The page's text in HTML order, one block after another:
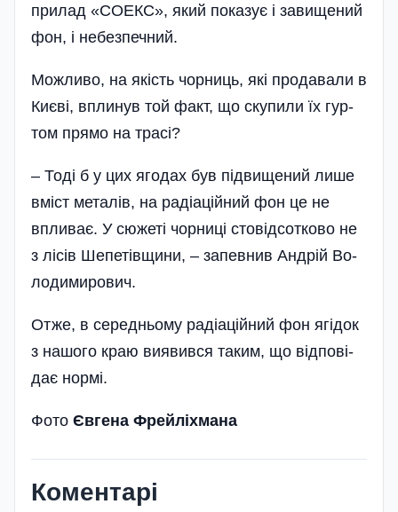
при­лад «СО­ЕКС», який по­ка­зує і за­ви­ще­ний
фон, і не­без­печний.
Мож­ли­во, на якість чор­ниць, які про­да­ва­ли в
Ки­єві, впли­нув той факт, що ску­пи­ли їх гур­
том пря­мо на тра­сі?
– То­ді б у цих яго­дах був під­ви­ще­ний ли­ше
вміст ме­та­лів, на ра­ді­ацій­ний фон це не
впли­ває. У сю­же­ті чор­ни­ці сто­від­сотко­во не
з лі­сів Ше­пе­тів­щи­ни, – за­пев­нив Ан­дрій Во­
ло­ди­ми­ро­вич.
От­же, в се­редньому ра­ді­ацій­ний фон ягі­док
з на­шо­го краю ви­явив­ся та­ким, що від­по­ві­
дає нор­мі.
Фото Євгена Фрейліхмана
Коментарі